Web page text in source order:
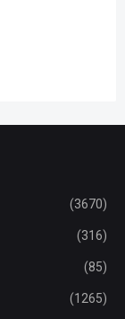
(3670)
(316)
(85)
(1265)